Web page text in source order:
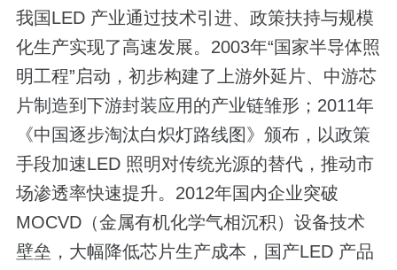
我国LED 产业通过技术引进、政策扶持与规模
化生产实现了高速发展。2003年“国家半导体照
明工程”启动，初步构建了上游外延片、中游芯
片制造到下游封装应用的产业链雏形；2011年
《中国逐步淘汰白炽灯路线图》颁布，以政策
手段加速LED 照明对传统光源的替代，推动市
场渗透率快速提升。2012年国内企业突破
MOCVD（金属有机化学气相沉积）设备技术
壁垒，大幅降低芯片生产成本，国产LED 产品